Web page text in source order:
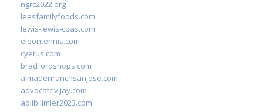
ngrc2022.org
leesfamilyfoods.com
lewis-lewis-cpas.com
eleontennis.com
cyetus.com
bradfordshops.com
almadenranchsanjose.com
advocatevijay.com
adlibilimler2023.com